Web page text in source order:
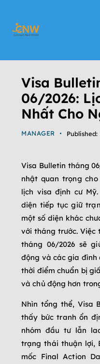
Visa
06/2026:
Nhất Cho
MANAGER Published:
Visa Bulletin tháng
nhật quan trọng
lịch visa định cư
diện tiếp tục giữ
một số diện khác
với tháng trước. Việc
tháng 06/2026 sẽ
động và các gia đình
thời điểm chuẩn bị
và chủ động hơn
Nhìn tổng thể, Visa
thấy bức tranh ổn
nhóm đầu tư lẫn
trạng thái thuận lợi,
mốc Final Action